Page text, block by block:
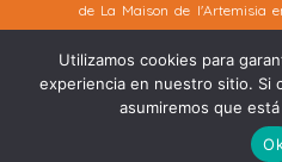
Menciones
de La Maison de l'Artemisia
Utilizamos cookies para
experiencia en nuestro sitio. Si
asumiremos que